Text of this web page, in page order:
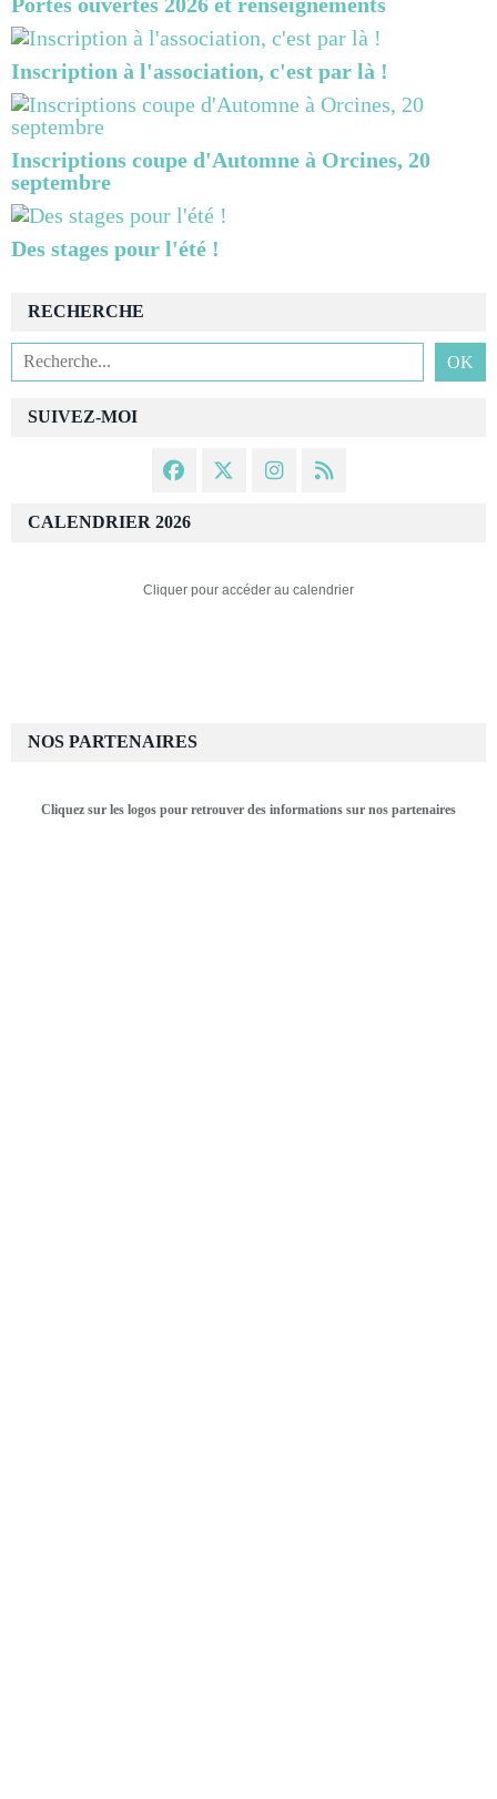
Inscription à l'association, c'est par là !
Inscriptions coupe d'Automne à Orcines, 20
septembre
Des stages pour l'été !
SUIVEZ-MOI
RECHERCHE
CALENDRIER 2026
Cliquer pour accéder au calendrier
NOS PARTENAIRES
Cliquez sur les logos pour retrouver des informations sur nos partenaires